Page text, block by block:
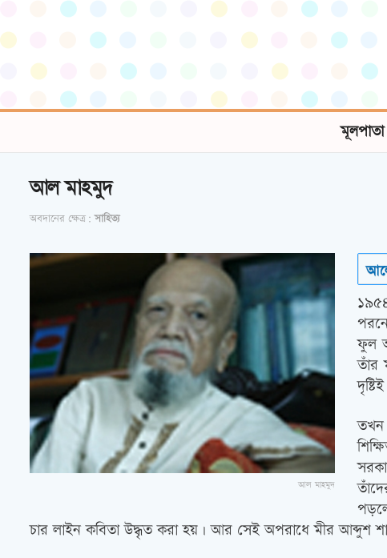
মূলপাতা
আল মাহমুদ
অবদানের ক্ষেত্র: সাহিত্য
আল মাহমুদ
ফুল
তাঁর
তখন
চার লাইন কবিতা উদ্ধৃত করা হয়। আর সেই অপরাধে মীর আব্দুশ